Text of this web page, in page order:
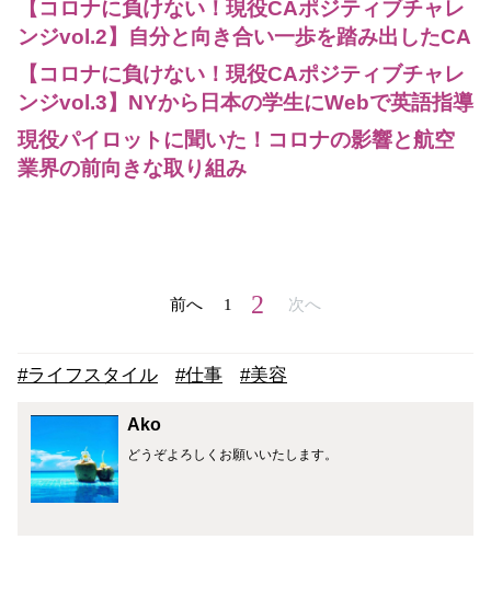
【コロナに負けない！現役CAポジティブチャレ
ンジvol.2】自分と向き合い一歩を踏み出したCA
【コロナに負けない！現役CAポジティブチャレ
ンジvol.3】NYから日本の学生にWebで英語指導
現役パイロットに聞いた！コロナの影響と航空
業界の前向きな取り組み
前へ 1 2 次へ
#ライフスタイル #仕事 #美容
Ako
どうぞよろしくお願いいたします。